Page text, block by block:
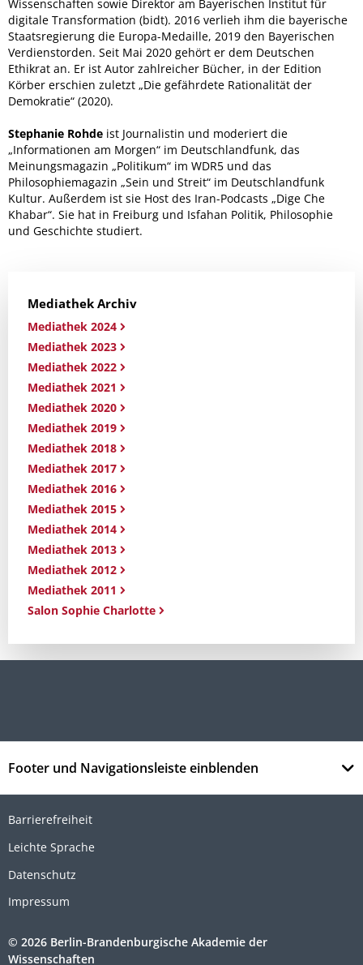
Wissenschaften sowie Direktor am Bayerischen Institut für
digitale Transformation (bidt). 2016 verlieh ihm die bayerische
Staatsregierung die Europa-Medaille, 2019 den Bayerischen
Verdienstorden. Seit Mai 2020 gehört er dem Deutschen
Ethikrat an. Er ist Autor zahlreicher Bücher, in der Edition
Körber erschien zuletzt „Die gefährdete Rationalität der
Demokratie“ (2020).
Stephanie Rohde ist Journalistin und moderiert die
„Informationen am Morgen“ im Deutschlandfunk, das
Meinungsmagazin „Politikum“ im WDR5 und das
Philosophiemagazin „Sein und Streit“ im Deutschlandfunk
Kultur. Außerdem ist sie Host des Iran-Podcasts „Dige Che
Khabar“. Sie hat in Freiburg und Isfahan Politik, Philosophie
und Geschichte studiert.
Mediathek Archiv
Mediathek 2024
Mediathek 2023
Mediathek 2022
Mediathek 2021
Mediathek 2020
Mediathek 2019
Mediathek 2018
Mediathek 2017
Mediathek 2016
Mediathek 2015
Mediathek 2014
Mediathek 2013
Mediathek 2012
Mediathek 2011
Salon Sophie Charlotte
Footer und Navigationsleiste einblenden
Barrierefreiheit
Leichte Sprache
Datenschutz
Impressum
© 2026 Berlin-Brandenburgische Akademie der
Wissenschaften